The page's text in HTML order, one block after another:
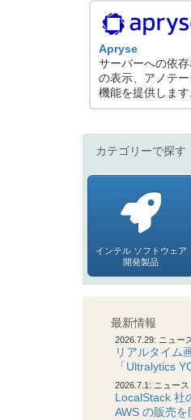
Apryse
サーバーへの依
の表示、アノテ
機能を提供します
カテゴリーで探す
インテル ソフトウェア
開発製品
最新情報
2026.7.29: ニュー
リアルタイム
「Ultralytics
2026.7.1: ニュース
LocalStack 社
AWS の販売を